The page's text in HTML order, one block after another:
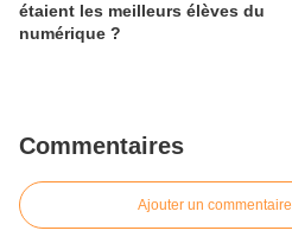
étaient les meilleurs élèves du
numérique ?
Commentaires
Ajouter un commentaire